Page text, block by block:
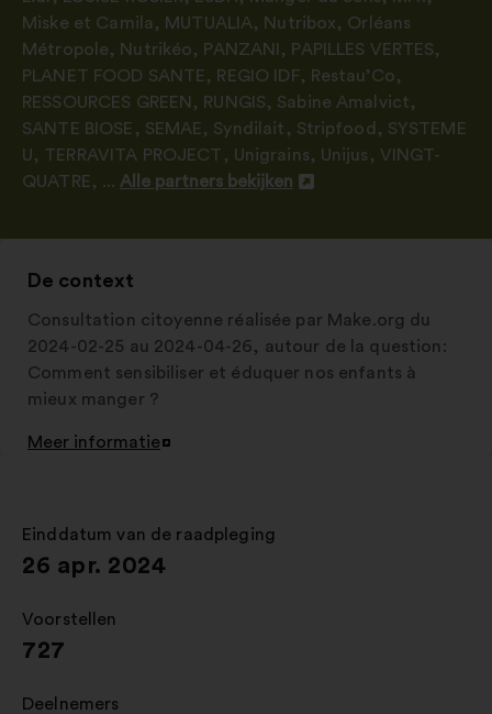
Miske et Camila , MUTUALIA, Nutribox, Orléans
Métropole, Nutrikéo, PANZANI , PAPILLES VERTES,
PLANET FOOD SANTE, REGIO IDF, Restau’Co,
RESSOURCES GREEN , RUNGIS, Sabine Amalvict,
SANTE BIOSE , SEMAE, Syndilait , Stripfood , SYSTEME
U, TERRAVITA PROJECT , Unigrains, Unijus , VINGT-
QUATRE, ... Alle partners bekijken
Openen
nieuw
De context
Consultation citoyenne réalisée par Make.org du
2024-02-25 au 2024-04-26, autour de la question:
Comment sensibiliser et éduquer nos enfants à
mieux manger ?
Meer informatie
Openen
nieuw
tabblad
Einddatum van de raadpleging
:
26 apr. 2024
Voorstellen
:
727
Deelnemers
: